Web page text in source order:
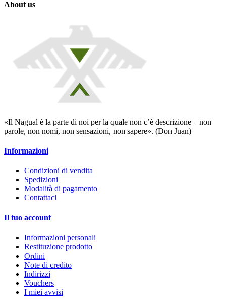
About us
«Il Nagual è la parte di noi per la quale non c’è descrizione – non
parole, non nomi, non sensazioni, non sapere». (Don Juan)
Informazioni
Condizioni di vendita
Spedizioni
Modalità di pagamento
Contattaci
Il tuo account
Informazioni personali
Restituzione prodotto
Ordini
Note di credito
Indirizzi
Vouchers
I miei avvisi